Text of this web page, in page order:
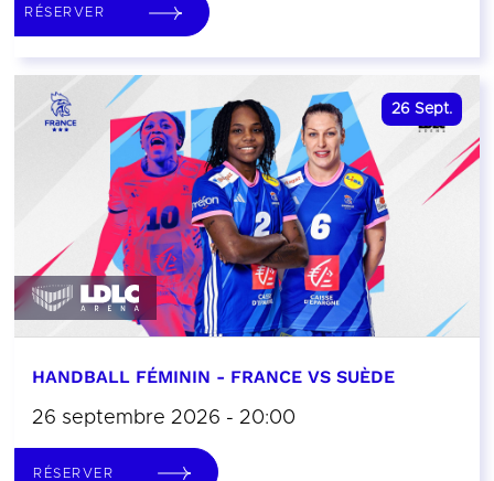
RÉSERVER
26 Sept.
HANDBALL FÉMININ - FRANCE VS SUÈDE
26 septembre 2026 - 20:00
RÉSERVER